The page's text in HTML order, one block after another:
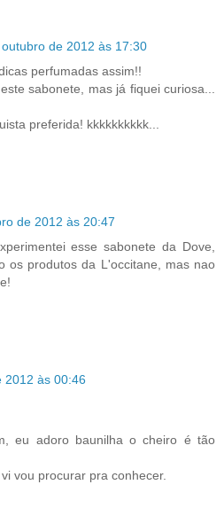
de 2012 às 17:30
perfumadas assim!!
sabonete, mas já fiquei curiosa...
preferida! kkkkkkkkkk...
de 2012 às 20:47
esse sabonete da Dove,
os produtos da L'occitane, mas nao
2012 às 00:46
eu adoro baunilha o cheiro é tão
vou procurar pra conhecer.